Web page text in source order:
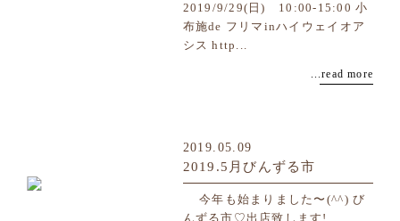
2019/9/29(日) 10:00-15:00 小
布施de フリマinハイウェイオア
シス http...
...read more
2019.05.09
2019.5月びんずる市
今年も始まりました〜(^^) び
んずる市♡出店致します!